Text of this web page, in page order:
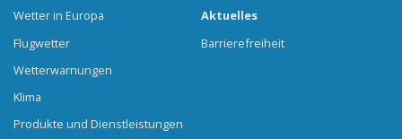
Wetter in Europa
Flugwetter
Wetterwarnungen
Klima
Produkte und Dienstleistungen
Aktuelles
Barrierefreiheit